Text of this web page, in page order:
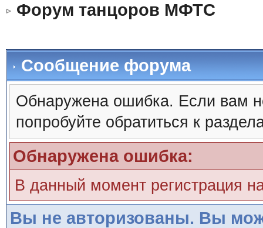
Форум танцоров МФТС
Сообщение форума
Обнаружена ошибка. Если вам
попробуйте обратиться к
Обнаружена ошибка:
В данный момент регистрация
Вы не авторизованы. Вы